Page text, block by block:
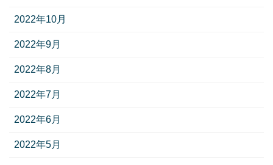
2022年10月
2022年9月
2022年8月
2022年7月
2022年6月
2022年5月